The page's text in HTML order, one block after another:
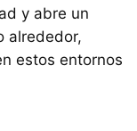
y abre un
alrededor,
estos entornos